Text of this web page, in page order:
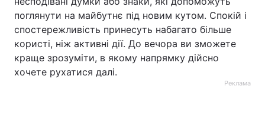
поглянути на майбутнє під новим кутом. Спокій і
спостережливість принесуть набагато більше
користі, ніж активні дії. До вечора ви зможете
краще зрозуміти, в якому напрямку дійсно
хочете рухатися далі.
Реклама